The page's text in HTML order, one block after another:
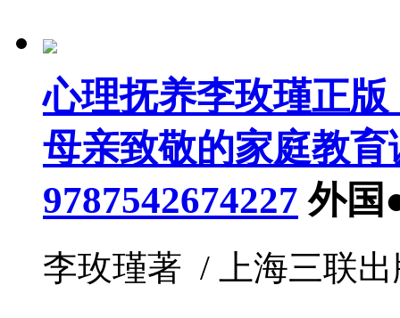
心理抚养李玫瑾正
母亲致敬的家庭教
9787542674227 外国
李玫瑾著 / 上海三联